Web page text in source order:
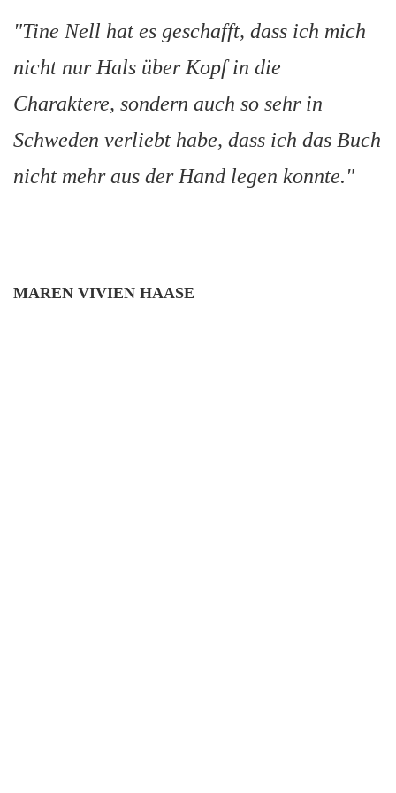
"Tine Nell hat es geschafft, dass ich mich
nicht nur Hals über Kopf in die
Charaktere, sondern auch so sehr in
Schweden verliebt habe, dass ich das Buch
nicht mehr aus der Hand legen konnte."
MAREN VIVIEN HAASE